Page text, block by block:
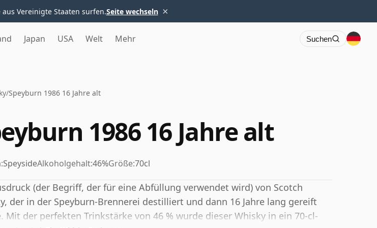
aus Vereinigte Staaten surfen.Seite wechseln ×
Japan USA Welt Mehr Suchen
/Speyburn 1986 16 Jahre alt
1986 16 Jahre alt
SpeysideAlkoholgehalt:46%Größe:70cl
(der Begriff, der für eine Abfüllung verwendet wird) von Scotch
der in der Speyburn-Brennerei destilliert und dann 16 Jahre lang gereift
Mit der perfekten Trinkstärke von 46 % wurde dieser Whisky in ein 70-cl-